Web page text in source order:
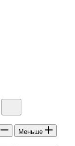
Меньше